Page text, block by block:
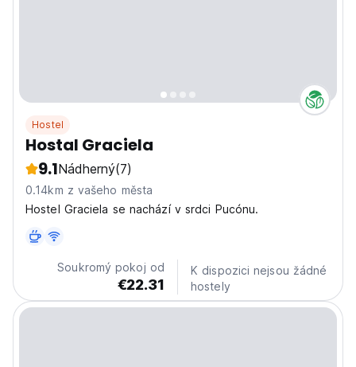
Hostel
Hostal Graciela
9.1Nádherný(7)
0.14km z vašeho města
Hostel Graciela se nachází v srdci Pucónu.
Soukromý pokoj od
€22.31
K dispozici nejsou žádné
hostely